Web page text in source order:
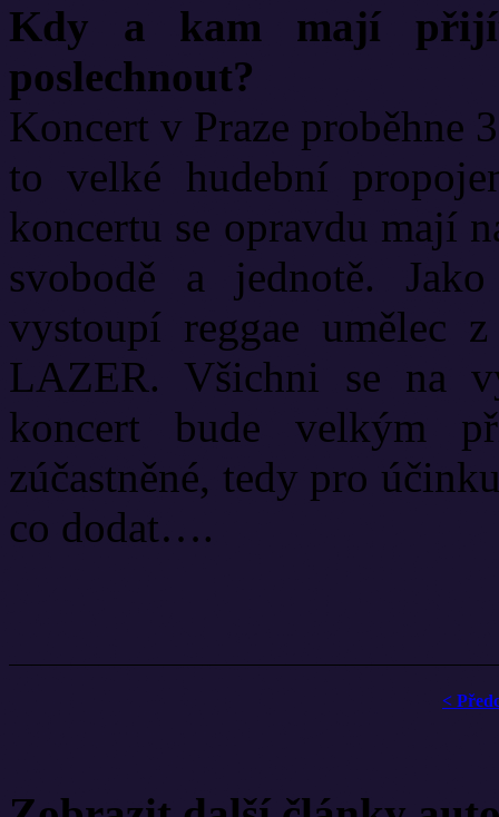
Kdy a kam mají
poslechnout?
Koncert v Praze proběhne
to velké hudební
koncertu se opravdu mají
svobodě a jednotě.
vystoupí reggae umělec
LAZER. Všichni se na
koncert bude velkým
zúčastněné, tedy pro
co dodat….
<